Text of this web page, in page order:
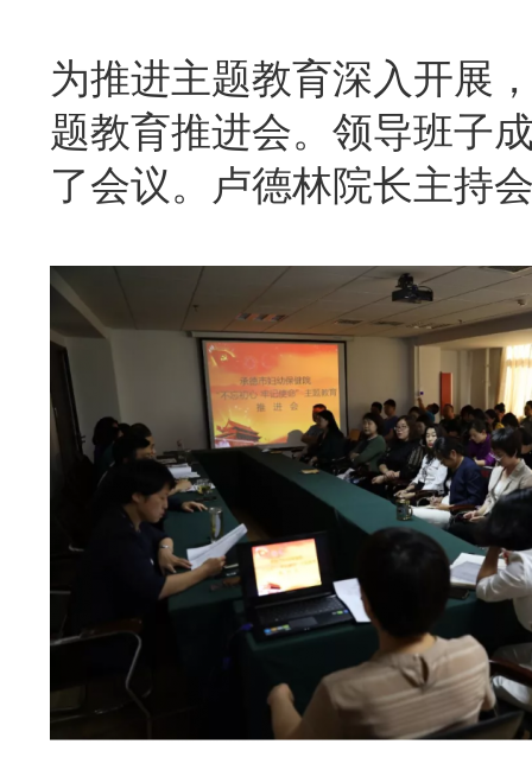
为推进主题教育深入开展
题教育推进会。领导班子
了会议。卢德林院长主持